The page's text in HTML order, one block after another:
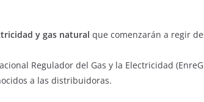
y gas natural que comenzarán a regir
Regulador del Gas y la Electricidad
a las distribuidoras.